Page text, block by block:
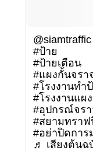
@siamtraffic
#ป้าย
#ป้ายเตือน
#แผงกั้นจรา
#โรงงานทำ
#โรงงานแผ
#อุปกรณ์จรา
#สยามทรา
#อย่าปิดการ
♬ เสียงต้นฉ